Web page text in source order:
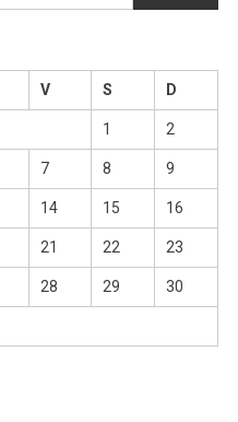
V S D
1 2
7 8 9
14 15 16
21 22 23
28 29 30